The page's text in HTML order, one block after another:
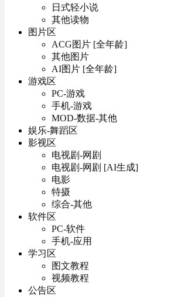
日式轻小说
其他读物
图片区
ACG图片 [全年龄]
其他图片
AI图片 [全年龄]
游戏区
PC-游戏
手机-游戏
MOD-数据-其他
娱乐-舞蹈区
影视区
电视剧-网剧
电视剧-网剧 [AI生成]
电影
特摄
综合-其他
软件区
PC-软件
手机-应用
学习区
图文教程
视频教程
公告区